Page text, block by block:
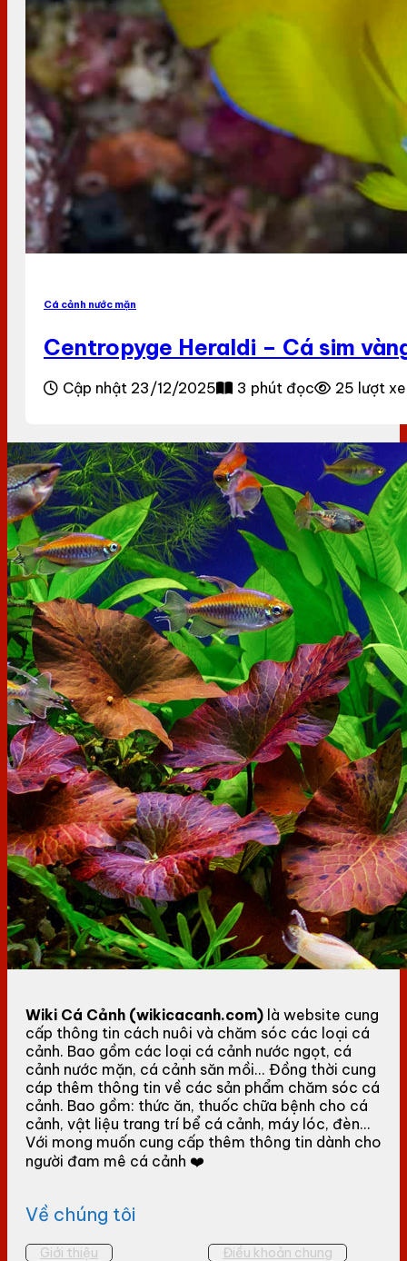
Cá cảnh nước mặn
Centropyge Heraldi – Cá sim
Cập nhật 23/12/2025 3 phút đọc 25 lượt
Wiki Cá Cảnh (wikicacanh.com) là website cung
cấp thông tin cách nuôi và chăm sóc các loại cá
cảnh. Bao gồm các loại cá cảnh nước ngọt, cá
cảnh nước mặn, cá cảnh săn mồi... Đồng thời cung
cáp thêm thông tin về các sản phẩm chăm sóc cá
cảnh. Bao gồm: thức ăn, thuốc chữa bệnh cho cá
cảnh, vật liệu trang trí bể cá cảnh, máy lóc, đèn...
Với mong muốn cung cấp thêm thông tin dành cho
người đam mê cá cảnh ❤️
Về chúng tôi
Giới thiệu
Điều khoản chung